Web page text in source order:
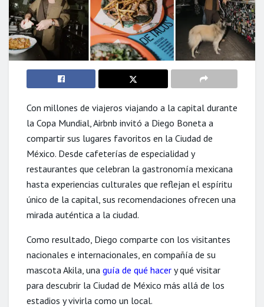
Con millones de viajeros viajando a la capital durante
la Copa Mundial, Airbnb invitó a Diego Boneta a
compartir sus lugares favoritos en la Ciudad de
México. Desde cafeterías de especialidad y
restaurantes que celebran la gastronomía mexicana
hasta experiencias culturales que reflejan el espíritu
único de la capital, sus recomendaciones ofrecen una
mirada auténtica a la ciudad.
Como resultado, Diego comparte con los visitantes
nacionales e internacionales, en compañía de su
mascota Akila, una guía de qué hacer y qué visitar
para descubrir la Ciudad de México más allá de los
estadios y vivirla como un local.